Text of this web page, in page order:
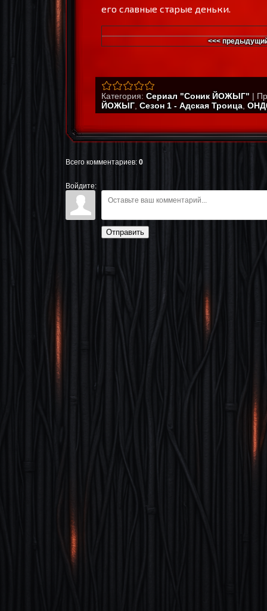
его славные старые деньки.
<<<
Категория: Сериал "Соник ЙОЖЫГ" |
ЙОЖЫГ Сезон 1 - Адская Троица
Всего комментариев: 0
Войдите:
Отправить